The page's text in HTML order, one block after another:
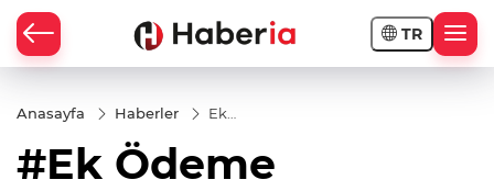
TR
Anasayfa Haberler
Ek
#Ek Ödeme